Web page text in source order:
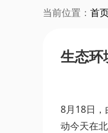
当前位置： 首
生态环
8月18日，
动今天在